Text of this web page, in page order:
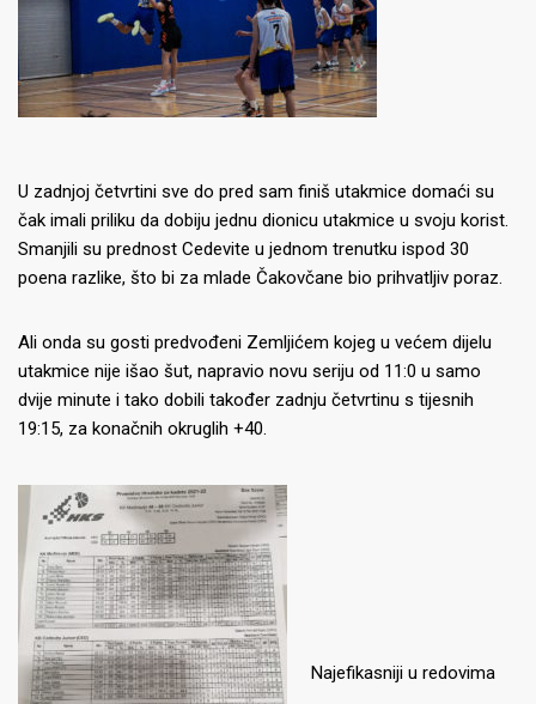
U zadnjoj četvrtini sve do pred sam finiš utakmice domaći su
čak imali priliku da dobiju jednu dionicu utakmice u svoju korist.
Smanjili su prednost Cedevite u jednom trenutku ispod 30
poena razlike, što bi za mlade Čakovčane bio prihvatljiv poraz.
Ali onda su gosti predvođeni Zemljićem kojeg u većem dijelu
utakmice nije išao šut, napravio novu seriju od 11:0 u samo
dvije minute i tako dobili također zadnju četvrtinu s tijesnih
19:15, za konačnih okruglih +40.
Najefikasniji u redovima